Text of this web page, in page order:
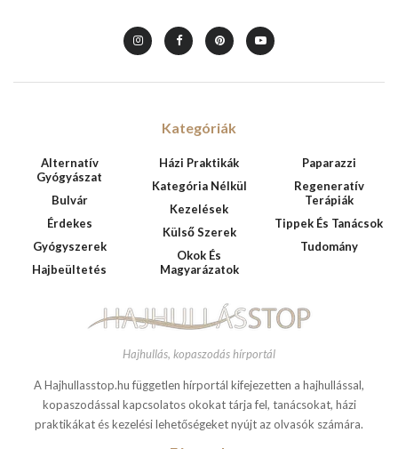
Kategóriák
Alternatív
Gyógyászat
Bulvár
Érdekes
Gyógyszerek
Hajbeültetés
Házi Praktikák
Kategória Nélkül
Kezelések
Külső Szerek
Okok És
Magyarázatok
Paparazzi
Regeneratív
Terápiák
Tippek És Tanácsok
Tudomány
Hajhullás, kopaszodás hírportál
A Hajhullasstop.hu független hírportál kifejezetten a hajhullással,
kopaszodással kapcsolatos okokat tárja fel, tanácsokat, házi
praktikákat és kezelési lehetőségeket nyújt az olvasók számára.